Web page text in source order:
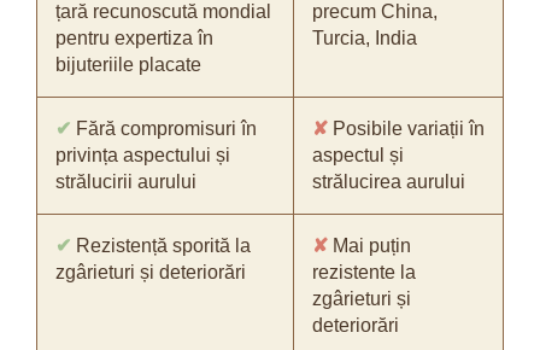
țară recunoscută mondial
pentru expertiza în
bijuteriile placate
precum China,
Turcia, India
✔ Fără compromisuri în
privința aspectului și
strălucirii aurului
✘ Posibile variații în
aspectul și
strălucirea aurului
✔ Rezistență sporită la
zgârieturi și deteriorări
✘ Mai puțin
rezistente la
zgârieturi și
deteriorări